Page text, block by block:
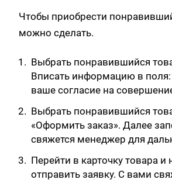
Чтобы приобрести
можно сделать.
Выбрать понравившийся
Вписать информацию в
ваше согласие на
Выбрать понравившийся
«Оформить заказ». Далее
свяжется менеджер для
Перейти в карточку товара
отправить заявку. С вами